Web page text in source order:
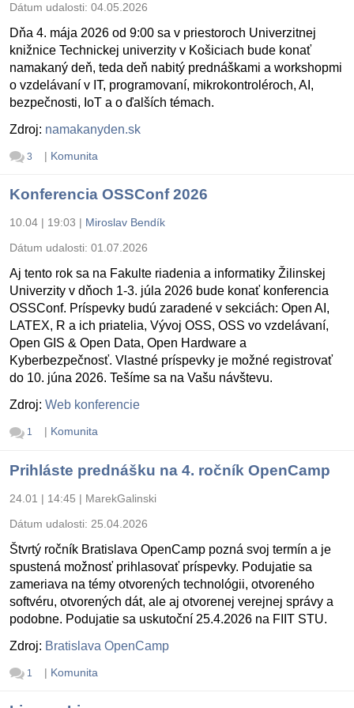
Dátum udalosti: 04.05.2026
Dňa 4. mája 2026 od 9:00 sa v priestoroch Univerzitnej
knižnice Technickej univerzity v Košiciach bude konať
namakaný deň, teda deň nabitý prednáškami a workshopmi
o vzdelávaní v IT, programovaní, mikrokontroléroch, AI,
bezpečnosti, IoT a o ďalších témach.
Zdroj: namakanyden.sk
3 | Komunita
Konferencia OSSConf 2026
10.04 | 19:03 | Miroslav Bendík
Dátum udalosti: 01.07.2026
Aj tento rok sa na Fakulte riadenia a informatiky Žilinskej
Univerzity v dňoch 1-3. júla 2026 bude konať konferencia
OSSConf. Príspevky budú zaradené v sekciách: Open AI,
LATEX, R a ich priatelia, Vývoj OSS, OSS vo vzdelávaní,
Open GIS & Open Data, Open Hardware a
Kyberbezpečnosť. Vlastné príspevky je možné registrovať
do 10. júna 2026. Tešíme sa na Vašu návštevu.
Zdroj: Web konferencie
1 | Komunita
Prihláste prednášku na 4. ročník OpenCamp
24.01 | 14:45 | MarekGalinski
Dátum udalosti: 25.04.2026
Štvrtý ročník Bratislava OpenCamp pozná svoj termín a je
spustená možnosť prihlasovať príspevky. Podujatie sa
zameriava na témy otvorených technológii, otvoreného
softvéru, otvorených dát, ale aj otvorenej verejnej správy a
podobne. Podujatie sa uskutoční 25.4.2026 na FIIT STU.
Zdroj: Bratislava OpenCamp
1 | Komunita